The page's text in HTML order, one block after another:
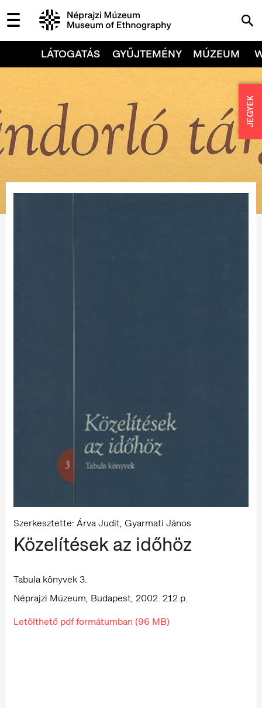
LÁTOGATÁS GYŰJTEMÉNY MÚZEUM
Szerkesztette: Árva Judit, Gyarmati János
Közelítések az időhöz
Tabula könyvek 3.
Néprajzi Múzeum, Budapest, 2002. 212 p.
Letölthető pdf formátumban (96 MB)
JEGYEK